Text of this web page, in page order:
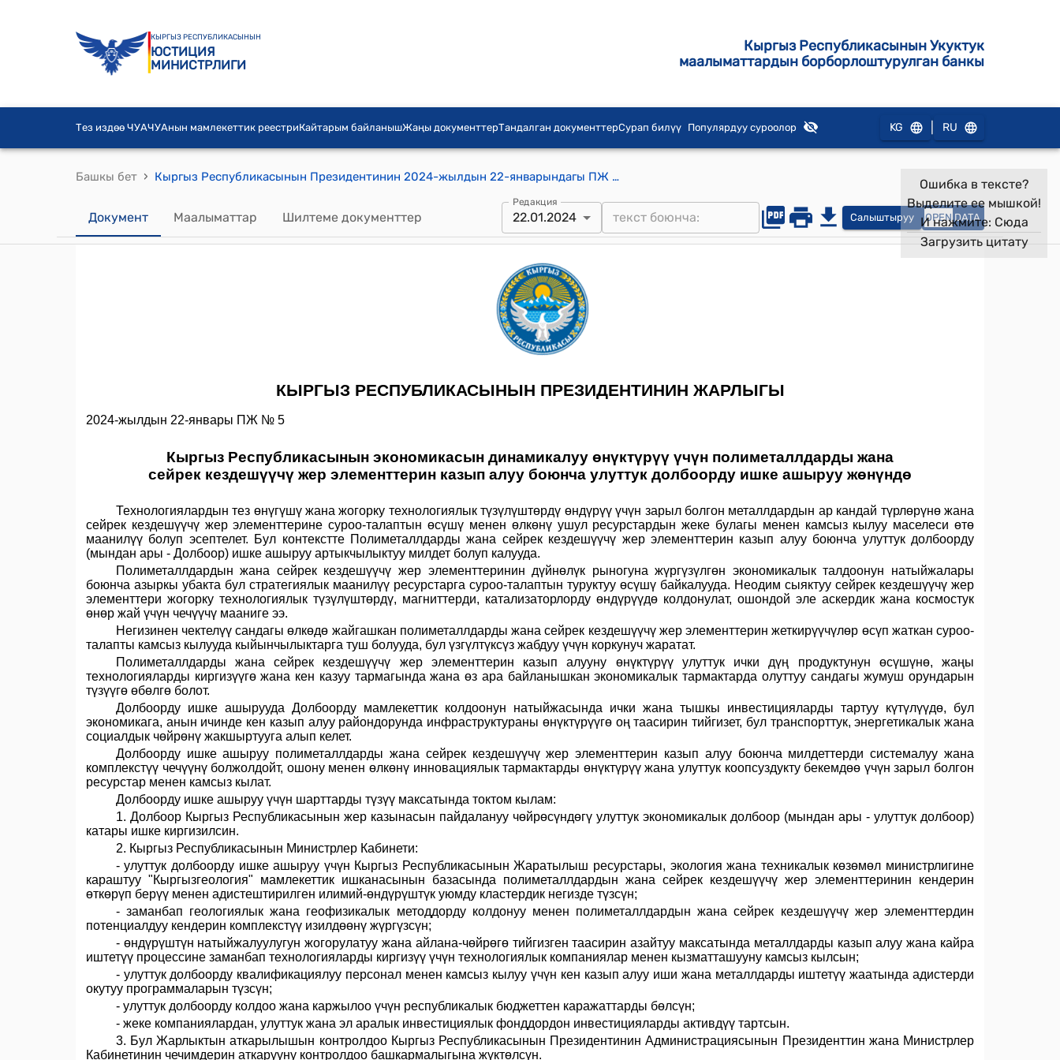
КЫРГЫЗ РЕСПУБЛИКАСЫНЫН
ЮСТИЦИЯ
МИНИСТРЛИГИ
Кыргыз Республикасынын Укуктук
маалыматтардын борборлоштурулган банкы
Тез издөө ЧУАЧУАнын мамлекеттик реестриКайтарым байланышЖаңы документтерТандалган документтерСурап билүү Популярдуу суроолор KG RU
Башкы бет › Кыргыз Республикасынын Президентинин 2024-жылдын 22-январындагы ПЖ № 5 "Кыргыз Республикасынын экономикасын динамикалуу өнүктүрүү үчүн полиметаллдарды жана сейрек кездешүүчү жер элементтерин казып алуу боюнча улуттук долбоорду ишке ашыруу жөнүндө" Жарлыгы
Документ Маалыматтар Шилтеме документтер
Редакция
22.01.2024 Салыштыруу OPEN DATA
Ошибка в тексте?
Выделите ее мышкой!
И нажмите: Сюда
Загрузить цитату